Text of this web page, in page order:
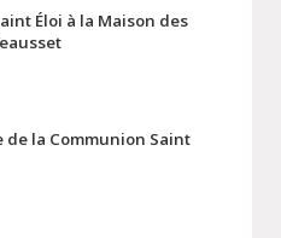
Éloi à la Maison des
de la Communion Saint